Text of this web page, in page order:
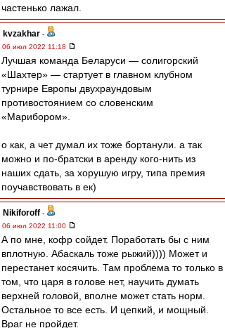
частенько лажал.
kvzakhar -
06 июл 2022 11:18
Лучшая команда Беларуси — солигорский
«Шахтер» — стартует в главном клубном
турнире Европы двухраундовым
противостоянием со словенским
«Марибором».
о как, а чет думал их тоже бортанули. а так
можно и по-братски в аренду кого-нить из
наших сдать, за хорушую игру, типа премия
поучавствовать в ек)
Nikiforoff -
06 июл 2022 11:00
А по мне, кофр сойдет. Поработать бы с ним
вплотную. Абаскаль тоже рыжий)))) Может и
перестанет косячить. Там проблема то только в
том, что царя в голове нет, научить думать
верхней головой, вполне может стать норм.
Остальное то все есть. И цепкий, и мощный.
Враг не пройдет.